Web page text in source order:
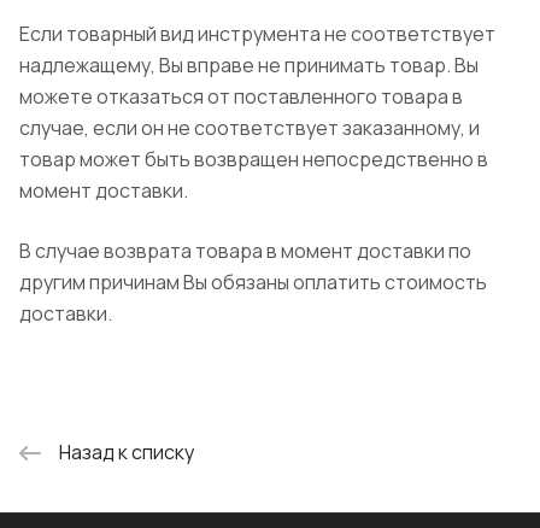
Если товарный вид инструмента не соответствует
надлежащему, Вы вправе не принимать товар. Вы
можете отказаться от поставленного товара в
случае, если он не соответствует заказанному, и
товар может быть возвращен непосредственно в
момент доставки.
В случае возврата товара в момент доставки по
другим причинам Вы обязаны оплатить стоимость
доставки.
Назад к списку